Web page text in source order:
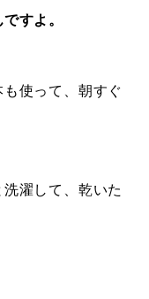
すよ。
使って、朝すぐ
濯して、乾いた